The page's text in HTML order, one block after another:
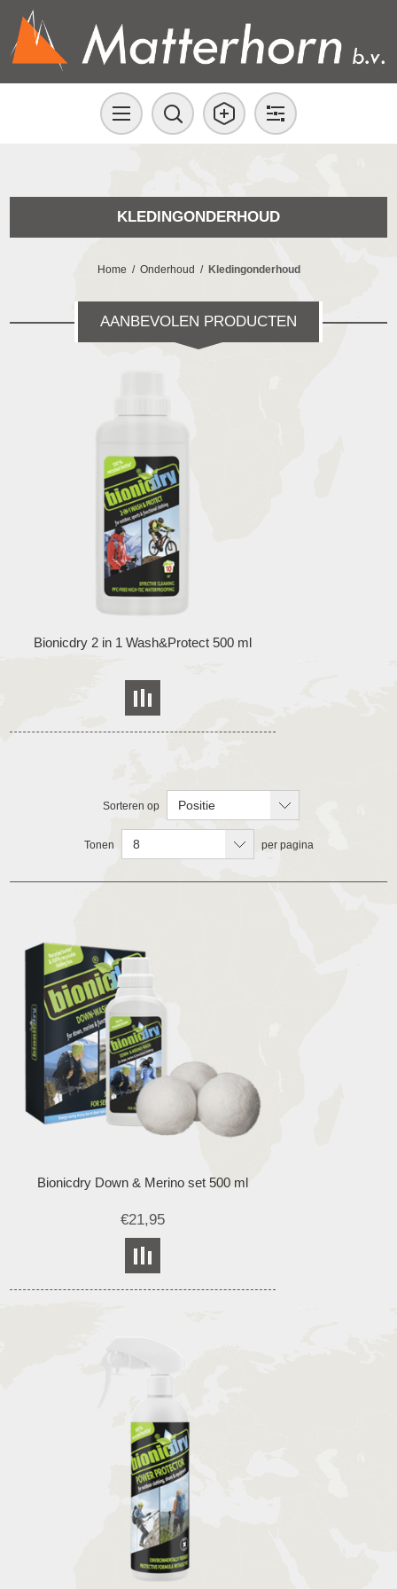
KLEDINGONDERHOUD
Home / Onderhoud / Kledingonderhoud
AANBEVOLEN PRODUCTEN
Bionicdry 2 in 1 Wash&Protect 500 ml
Sorteren op Positie
Tonen 8 per pagina
Bionicdry Down & Merino set 500 ml
€21,95